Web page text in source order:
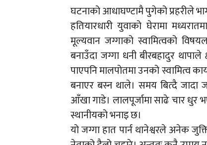
घटनाको आधाघण्टामै पुगेको प्रहरीले
हतियारधारी युवाको घेरामा
मूल्यवान जग्गाको स्वामित्वको
बनाउँदा जग्गा धनी बीरबहादुर
पाएपनि मालपोतमा उनको स्वामित्व
बनाएर बस्न थाले। समय बित्दै जादा
आँखा गाडे। लालपूर्जामा साढे चार धुर
स्थानीयको भनाइ छ।
यो जग्गा हात पार्न थानेश्वरले अनेक